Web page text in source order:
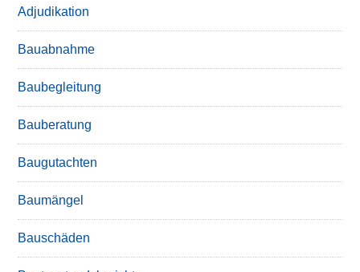
Adjudikation
Bauabnahme
Baubegleitung
Bauberatung
Baugutachten
Baumängel
Bauschäden